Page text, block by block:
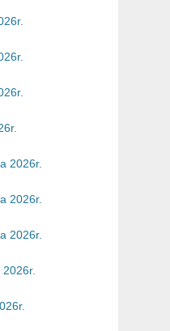
2026r.
2026r.
2026r.